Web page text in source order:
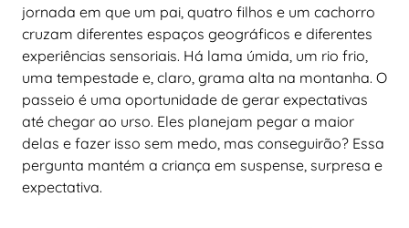
jornada em que um pai, quatro filhos e um cachorro
cruzam diferentes espaços geográficos e diferentes
experiências sensoriais. Há lama úmida, um rio frio,
uma tempestade e, claro, grama alta na montanha. O
passeio é uma oportunidade de gerar expectativas
até chegar ao urso. Eles planejam pegar a maior
delas e fazer isso sem medo, mas conseguirão? Essa
pergunta mantém a criança em suspense, surpresa e
expectativa.